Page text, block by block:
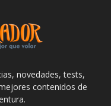
novedades, tests,
contenidos de